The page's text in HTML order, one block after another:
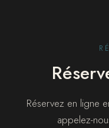
Réservez en ligne
appelez-